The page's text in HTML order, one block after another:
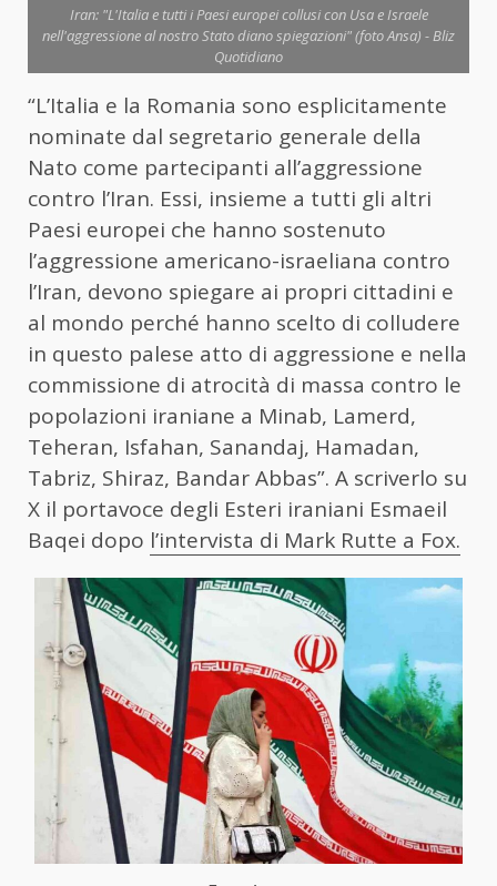
Iran: "L'Italia e tutti i Paesi europei collusi con Usa e Israele
nell'aggressione al nostro Stato diano spiegazioni" (foto Ansa) - Bliz
Quotidiano
“L’Italia e la Romania sono esplicitamente
nominate dal segretario generale della
Nato come partecipanti all’aggressione
contro l’Iran. Essi, insieme a tutti gli altri
Paesi europei che hanno sostenuto
l’aggressione americano-israeliana contro
l’Iran, devono spiegare ai propri cittadini e
al mondo perché hanno scelto di colludere
in questo palese atto di aggressione e nella
commissione di atrocità di massa contro le
popolazioni iraniane a Minab, Lamerd,
Teheran, Isfahan, Sanandaj, Hamadan,
Tabriz, Shiraz, Bandar Abbas”. A scriverlo su
X il portavoce degli Esteri iraniani Esmaeil
Baqei dopo l’intervista di Mark Rutte a Fox.